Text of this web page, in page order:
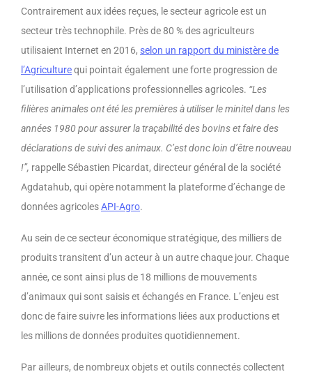
Contrairement aux idées reçues, le secteur agricole est un
secteur très technophile. Près de 80 % des agriculteurs
utilisaient Internet en 2016, selon un rapport du ministère de
l’Agriculturequi pointait également une forte progression de
l’utilisation d’applications professionnelles agricoles. “Les
filières animales ont été les premières à utiliser le minitel dans les
années 1980 pour assurer la traçabilité des bovins et faire des
déclarations de suivi des animaux. C’est donc loin d’être nouveau
!”, rappelle Sébastien Picardat, directeur général de la société
Agdatahub, qui opère notamment la plateforme d’échange de
données agricolesAPI-Agro.
Au sein de ce secteur économique stratégique, des milliers de
produits transitent d’un acteur à un autre chaque jour. Chaque
année, ce sont ainsi plus de 18 millions de mouvements
d’animaux qui sont saisis et échangés en France. L’enjeu est
donc de faire suivre les informations liées aux productions et
les millions de données produites quotidiennement.
Par ailleurs, de nombreux objets et outils connectés collectent